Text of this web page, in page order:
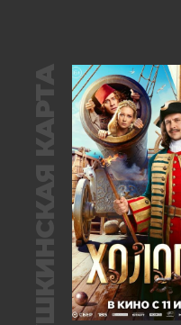
ПУШКИНСКАЯ КАРТА